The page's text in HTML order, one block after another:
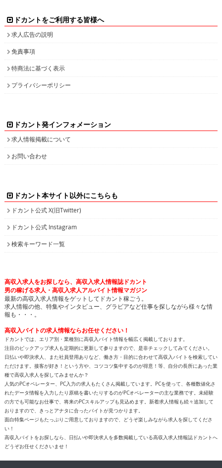
ドカントをご利用する皆様へ
求人広告の説明
免責事項
特商法に基づく表示
プライバシーポリシー
ドカント発インフォメーション
求人情報掲載について
お問い合わせ
ドカント本サイト以外にこちらも
ドカント公式 X(旧Twitter)
ドカント公式 Instagram
検索キーワード一覧
高収入求人をお探しなら、高収入求人情報誌ドカント
男の稼げる求人・高収入求人アルバイト情報マガジン
最新の高収入求人情報をゲットしてドカント稼ごう。
求人情報の他、特集やインタビュー、グラビアなど仕事を探しながら様々な情
報も・・・。
高収入バイトの求人情報ならお任せください！
ドカントでは、エリア別・業種別に高収入バイト情報を幅広く掲載しております。
注目のピックアップ求人も定期的に更新して参りますので、是非チェックしてみてください。
日払いや即決求人、また社員登用ありなど、働き方・目的に合わせて高収入バイトを検索してい
ただけます。接客が好き！という方や、コツコツ集中するのが得意！等、自分の長所にあった業
種で高収入求人を探してみませんか？
人気のPCオペレーター、PC入力の求人もたくさん掲載しています。PCを使って、各種数値化さ
れたデータ情報を入力したり原稿を書いたりするのがPCオペレーターの主な業務です。未経験
の方でも可能なお仕事で、将来のPCスキルアップも見込めます。新着求人情報も続々追加して
おりますので、きっとアナタに合ったバイトが見つかります。
面白特集ページもたっぷりご用意しておりますので、どうぞ楽しみながら求人を探してくださ
い！
高収入バイトをお探しなら、日払いや即決求人を多数掲載している高収入求人情報誌ドカントへ
どうぞお任せくださいませ！